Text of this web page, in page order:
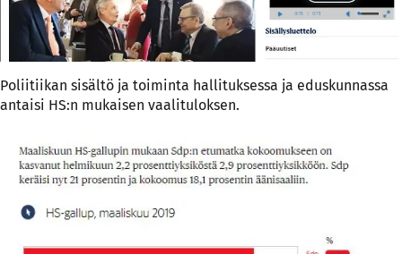
Poliitiikan sisältö ja toiminta hallituksessa ja eduskunnassa
antaisi HS:n mukaisen vaalituloksen.